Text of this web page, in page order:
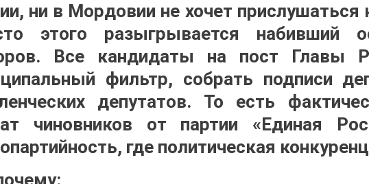
ни в Мордовии не хочет
этого разыгрывается набивший
Все кандидаты на пост Главы
фильтр, собрать подписи
депутатов. То есть
чиновников от партии «Единая
где политическая